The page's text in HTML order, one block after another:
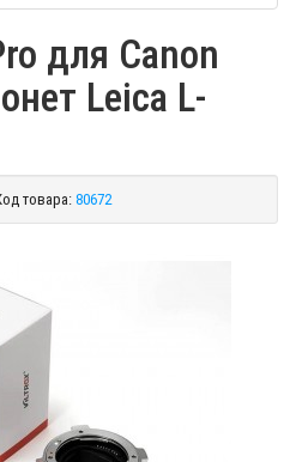
для Canon
Leica L-
товара: 80672